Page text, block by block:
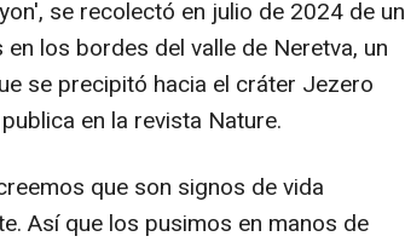
se recolectó en julio de 2024 de un
los bordes del valle de Neretva, un
se precipitó hacia el cráter Jezero
en la revista Nature.
que son signos de vida
Así que los pusimos en manos de